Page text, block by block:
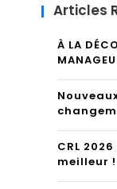
Articles
À LA
CRL
meilleur !